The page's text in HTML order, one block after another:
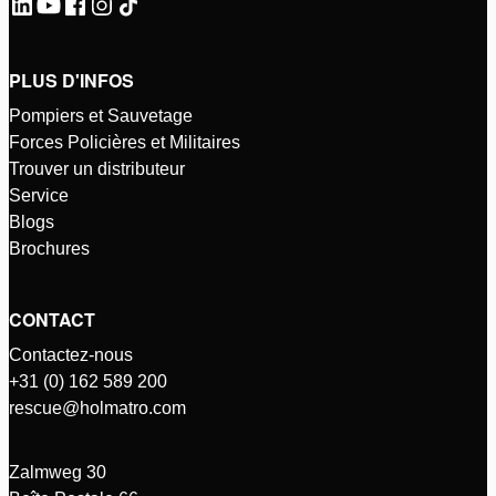
PLUS D'INFOS
Pompiers et Sauvetage
Forces Policières et Militaires
Trouver un distributeur
Service
Blogs
Brochures
CONTACT
Contactez-nous
+31 (0) 162 589 200
rescue@holmatro.com
Zalmweg 30